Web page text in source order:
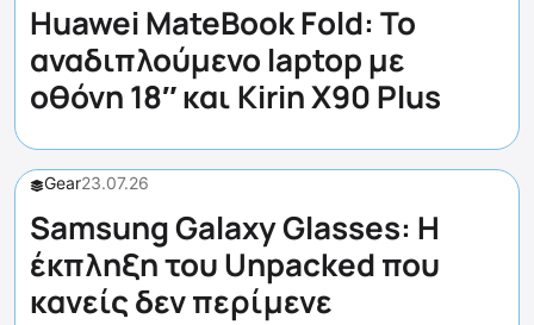
Huawei MateBook Fold: Το
αναδιπλούμενο laptop με
οθόνη 18″ και Kirin X90 Plus
Gear23.07.26
Samsung Galaxy Glasses: Η
έκπληξη του Unpacked που
κανείς δεν περίμενε